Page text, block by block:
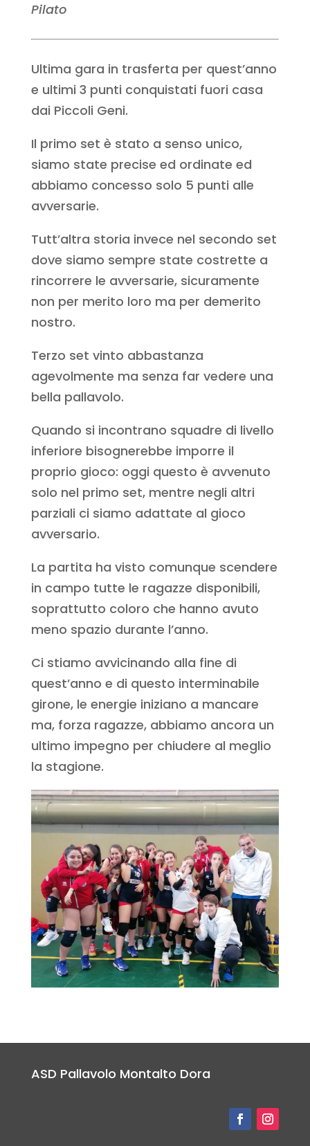
Pilato
Ultima gara in trasferta per quest’anno
e ultimi 3 punti conquistati fuori casa
dai Piccoli Geni.
Il primo set è stato a senso unico,
siamo state precise ed ordinate ed
abbiamo concesso solo 5 punti alle
avversarie.
Tutt’altra storia invece nel secondo set
dove siamo sempre state costrette a
rincorrere le avversarie, sicuramente
non per merito loro ma per demerito
nostro.
Terzo set vinto abbastanza
agevolmente ma senza far vedere una
bella pallavolo.
Quando si incontrano squadre di livello
inferiore bisognerebbe imporre il
proprio gioco: oggi questo è avvenuto
solo nel primo set, mentre negli altri
parziali ci siamo adattate al gioco
avversario.
La partita ha visto comunque scendere
in campo tutte le ragazze disponibili,
soprattutto coloro che hanno avuto
meno spazio durante l’anno.
Ci stiamo avvicinando alla fine di
quest’anno e di questo interminabile
girone, le energie iniziano a mancare
ma, forza ragazze, abbiamo ancora un
ultimo impegno per chiudere al meglio
la stagione.
ASD Pallavolo Montalto Dora